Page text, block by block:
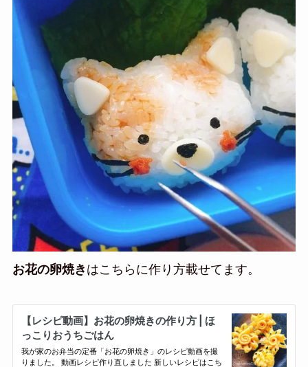
お花の卵焼き はこちらに作り方載せてます。